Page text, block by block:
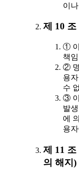
이
제 10
① 이
책
② 명
용
수
③ 이
발
에
용
제 11
의 해지)